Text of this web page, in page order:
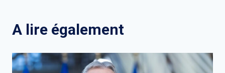
A lire également